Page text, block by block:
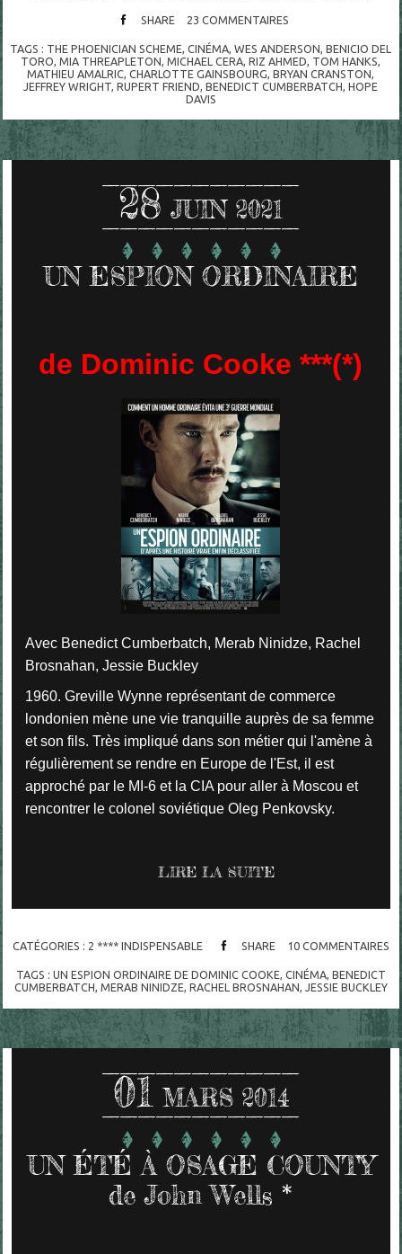
SHARE 23 COMMENTAIRES
TAGS : THE PHOENICIAN SCHEME,CINÉMA,WES ANDERSON,BENICIO DEL
TORO,MIA THREAPLETON,MICHAEL CERA,RIZ AHMED, TOM HANKS,
MATHIEU AMALRIC,CHARLOTTE GAINSBOURG,BRYAN CRANSTON,
JEFFREY WRIGHT,RUPERT FRIEND,BENEDICT CUMBERBATCH,HOPE
DAVIS
28 JUIN 2021
UN ESPION ORDINAIRE
de Dominic Cooke ***(*)
Avec Benedict Cumberbatch, Merab Ninidze, Rachel
Brosnahan, Jessie Buckley
1960. Greville Wynne représentant de commerce
londonien mène une vie tranquille auprès de sa femme
et son fils. Très impliqué dans son métier qui l'amène à
régulièrement se rendre en Europe de l'Est, il est
approché par le MI-6 et la CIA pour aller à Moscou et
rencontrer le colonel soviétique Oleg Penkovsky.
LIRE LA SUITE
CATÉGORIES : 2 **** INDISPENSABLE SHARE 10 COMMENTAIRES
TAGS : UN ESPION ORDINAIRE DE DOMINIC COOKE, CINÉMA, BENEDICT
CUMBERBATCH, MERAB NINIDZE, RACHEL BROSNAHAN, JESSIE BUCKLEY
01 MARS 2014
UN ÉTÉ À OSAGE COUNTY
de John Wells *